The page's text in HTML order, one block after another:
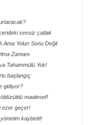
sessiz çatlak
Ama Yolun Sonu Değil
Zamanı
Tahammülü Yok!
başlangıç
gidiyor?
maalesef!
ezer geçer!
kaybetti!